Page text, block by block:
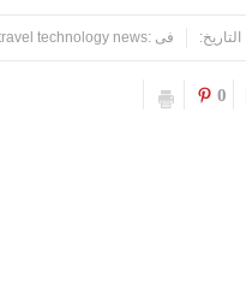
فى : ,travel technology news